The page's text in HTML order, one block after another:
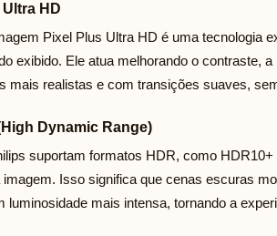
HD
Pixel Plus Ultra HD é uma tecnologia
exibido. Ele atua melhorando o contraste,
mais realistas e com transições suaves,
Dynamic Range)
suportam formatos HDR, como
imagem. Isso significa que cenas escuras
luminosidade mais intensa, tornando a